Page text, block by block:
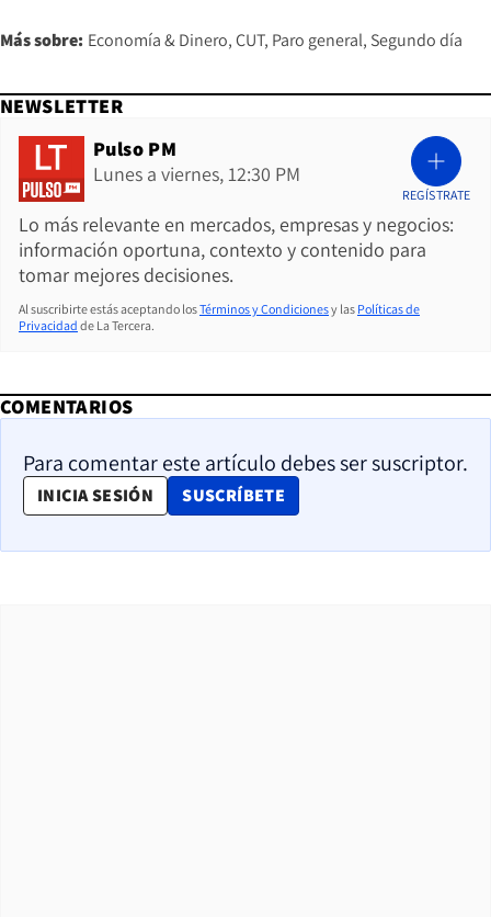
Más sobre: Economía & Dinero CUT Paro general Segundo día
NEWSLETTER
Pulso PM
Lunes a viernes, 12:30 PM
Lo más relevante en mercados, empresas y negocios:
información oportuna, contexto y contenido para
tomar mejores decisiones.
REGÍSTRATE
Al suscribirte estás aceptando losTérminos y Condicionesy las Políticas de
Privacidad de La Tercera.
COMENTARIOS
Para comentar este artículo debes ser suscriptor.
INICIA SESIÓN SUSCRÍBETE
OPENS IN NEW WINDOW